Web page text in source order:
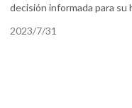
decisión informada para su
2023/7/31